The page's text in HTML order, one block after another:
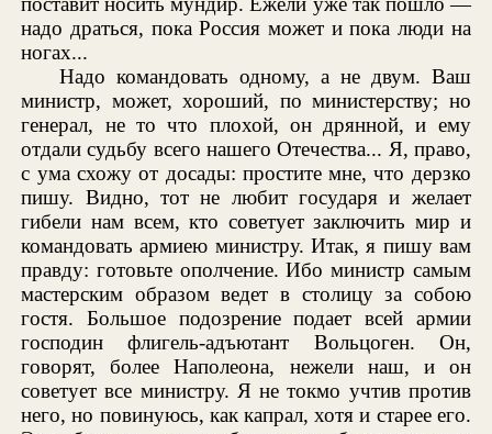
надо драться, пока Россия может и пока люди на
ногах...
Надо командовать одному, а не двум. Ваш
министр, может, хороший, по министерству; но
генерал, не то что плохой, он дрянной, и ему
отдали судьбу всего нашего Отечества... Я, право,
с ума схожу от досады: простите мне, что дерзко
пишу. Видно, тот не любит государя и желает
гибели нам всем, кто советует заключить мир и
командовать армиею министру. Итак, я пишу вам
правду: готовьте ополчение. Ибо министр самым
мастерским образом ведет в столицу за собою
гостя. Большое подозрение подает всей армии
господин флигель-адъютант Вольцоген. Он,
говорят, более Наполеона, нежели наш, и он
советует все министру. Я не токмо учтив против
него, но повинуюсь, как капрал, хотя и старее его.